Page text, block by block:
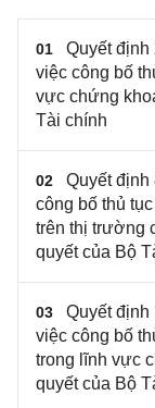
01
Quyết
việc công bố
vực chứng
Tài chính
02
Quyết
công bố thủ
trên thị trường
quyết của Bộ
03
Quyết
việc công bố
trong lĩnh vực
quyết của Bộ